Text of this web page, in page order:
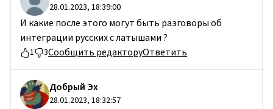
28.01.2023, 18:39:00
И какие после этого могут быть разговоры об
интеграции русских с латышами ?
1 3Сообщить редакторуОтветить
Добрый Эх
28.01.2023, 18:32:57